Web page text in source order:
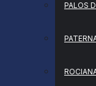
PALOS